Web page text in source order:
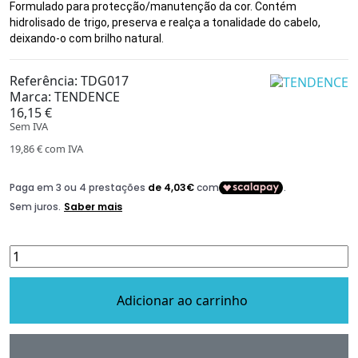
Formulado para protecção/manutenção da cor. Contém
hidrolisado de trigo, preserva e realça a tonalidade do cabelo,
deixando-o com brilho natural.
Referência: TDG017
Marca: TENDENCE
16,15 €
Sem IVA
19,86 €com IVA
Adicionar ao carrinho